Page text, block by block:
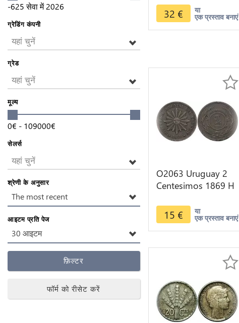
-625 सेवा में 2026
ग्रेडिंग कंपनी
यहां चुनें
ग्रेड
यहां चुनें
मूल्य
0€ - 109000€
सेलर्स
यहां चुनें
श्रेणी के अनुसार
The most recent
आइटम प्रति पेज
30 आइटम
फ़िल्टर
फॉर्म को रीसेट करें
offer
32 € या
एक प्रस्ताव बनाएं
O2063 Uruguay 2
Centesimos 1869 H
>Make offer
15 € या
एक प्रस्ताव बनाएं